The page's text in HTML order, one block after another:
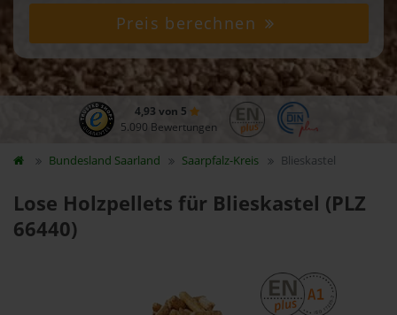
Preis berechnen
4,93 von 5
5.090 Bewertungen
Bundesland Saarland Saarpfalz-Kreis Blieskastel
Lose Holzpellets für Blieskastel (PLZ
66440)